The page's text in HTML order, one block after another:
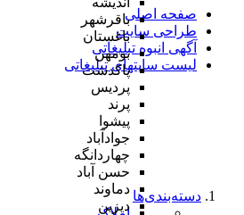
باقرشهر
باغستان
بومهن
پاکدشت
پردیس
پرند
پیشوا
جوادآباد
چهاردانگه
حسن آباد
دماوند
دیزین
صفحه اصلی
طراحی سایت
آگهی انبوه تبلیغاتی
لیست سایتهای تبلیغاتی
دسته‌بندی‌ها